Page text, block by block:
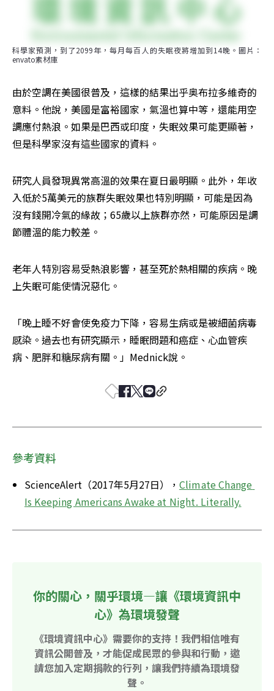
科學家預測，到了2099年，每月每百人的失眠夜將增加到14晚。圖片：
envato素材庫
由於空調在美國很普及，這樣的結果出乎奥布拉多維奇的
意料。他說，美國是富裕國家，氣溫也算中等，還能用空
調應付熱浪。如果是巴西或印度，失眠效果可能更顯著，
但是科學家沒有這些國家的資料。
研究人員發現異常高溫的效果在夏日最明顯。此外，年收
入低於5萬美元的族群失眠效果也特別明顯，可能是因為
沒有錢開冷氣的緣故；65歲以上族群亦然，可能原因是調
節體溫的能力較差。
老年人特別容易受熱浪影響，甚至死於熱相關的疾病。晚
上失眠可能使情況惡化。
「晚上睡不好會使免疫力下降，容易生病或是被細菌病毒
感染。過去也有研究顯示，睡眠問題和癌症、心血管疾
病、肥胖和糖尿病有關。」Mednick說。
參考資料
ScienceAlert（2017年5月27日）， Climate Change
Is Keeping Americans Awake at Night. Literally.
你的關心，關乎環境—讓《環境資訊中
心》為環境發聲
《環境資訊中心》需要你的支持！我們相信唯有
資訊公開普及，才能促成民眾的參與和行動，邀
請您加入定期捐款的行列，讓我們持續為環境發
聲。